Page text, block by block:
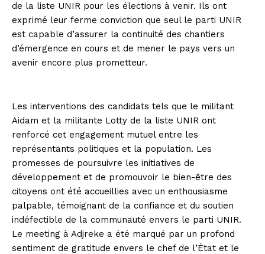
de la liste UNIR pour les élections à venir. Ils ont
exprimé leur ferme conviction que seul le parti UNIR
est capable d’assurer la continuité des chantiers
d’émergence en cours et de mener le pays vers un
avenir encore plus prometteur.
Les interventions des candidats tels que le militant
Aidam et la militante Lotty de la liste UNIR ont
renforcé cet engagement mutuel entre les
représentants politiques et la population. Les
promesses de poursuivre les initiatives de
développement et de promouvoir le bien-être des
citoyens ont été accueillies avec un enthousiasme
palpable, témoignant de la confiance et du soutien
indéfectible de la communauté envers le parti UNIR.
Le meeting à Adjreke a été marqué par un profond
sentiment de gratitude envers le chef de l’État et le